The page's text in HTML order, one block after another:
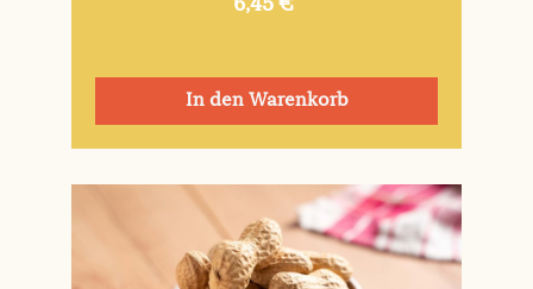
6,45 €*
In den Warenkorb